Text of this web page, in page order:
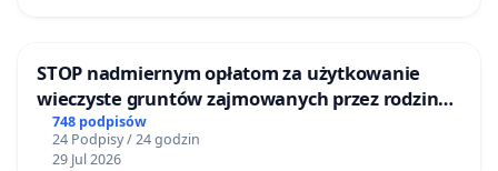
STOP nadmiernym opłatom za użytkowanie
wieczyste gruntów zajmowanych przez rodzinne
ogrody działkowe.
748 podpisów
24 Podpisy / 24 godzin
29 Jul 2026